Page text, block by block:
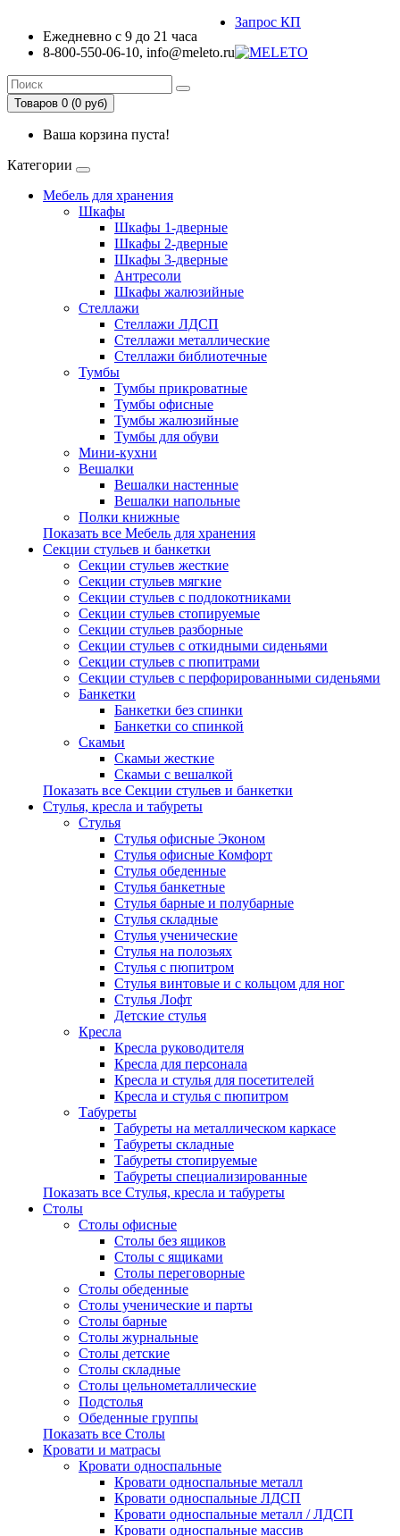
Ежедневно с 9 до 21 часа
8-800-550-06-10, info@meleto.ru
Запрос КП
Товаров 0 (0 pуб)
Ваша корзина пуста!
Категории
Мебель для хранения
Шкафы
Шкафы 1-дверные
Шкафы 2-дверные
Шкафы 3-дверные
Антресоли
Шкафы жалюзийные
Стеллажи
Стеллажи ЛДСП
Стеллажи металлические
Стеллажи библиотечные
Тумбы
Тумбы прикроватные
Тумбы офисные
Тумбы жалюзийные
Тумбы для обуви
Мини-кухни
Вешалки
Вешалки настенные
Вешалки напольные
Полки книжные
Показать все Мебель для хранения
Секции стульев и банкетки
Секции стульев жесткие
Секции стульев мягкие
Секции стульев с подлокотниками
Секции стульев стопируемые
Секции стульев разборные
Секции стульев с откидными сиденьями
Секции стульев с пюпитрами
Секции стульев с перфорированными сиденьями
Банкетки
Банкетки без спинки
Банкетки со спинкой
Скамьи
Скамьи жесткие
Скамьи с вешалкой
Показать все Секции стульев и банкетки
Стулья, кресла и табуреты
Стулья
Стулья офисные Эконом
Стулья офисные Комфорт
Стулья обеденные
Стулья банкетные
Стулья барные и полубарные
Стулья складные
Стулья ученические
Стулья на полозьях
Стулья с пюпитром
Стулья винтовые и с кольцом для ног
Стулья Лофт
Детские стулья
Кресла
Кресла руководителя
Кресла для персонала
Кресла и стулья для посетителей
Кресла и стулья с пюпитром
Табуреты
Табуреты на металлическом каркасе
Табуреты складные
Табуреты стопируемые
Табуреты специализированные
Показать все Стулья, кресла и табуреты
Столы
Столы офисные
Столы без ящиков
Столы с ящиками
Столы переговорные
Столы обеденные
Столы ученические и парты
Столы барные
Столы журнальные
Столы детские
Столы складные
Столы цельнометаллические
Подстолья
Обеденные группы
Показать все Столы
Кровати и матрасы
Кровати односпальные
Кровати односпальные металл
Кровати односпальные ЛДСП
Кровати односпальные металл / ЛДСП
Кровати односпальные массив